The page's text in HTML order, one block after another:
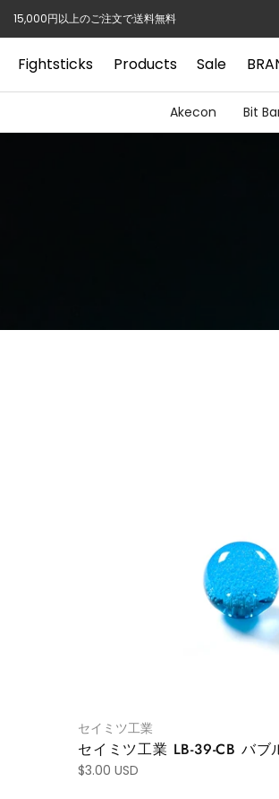
15,000円以上のご注文で送料無料
Fightsticks Products Sale
Akecon Bit
セイミツ工業
セイミツ工業 LB-39-CB バブ
$3.00 USD